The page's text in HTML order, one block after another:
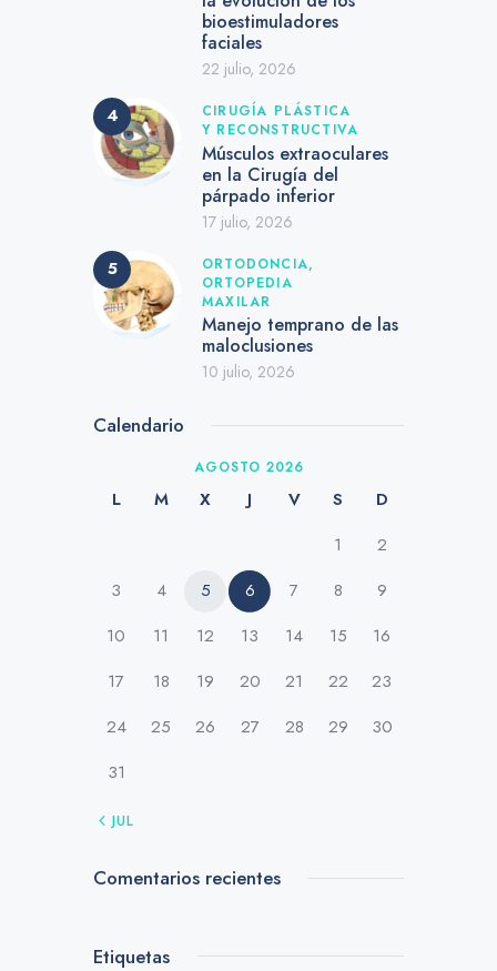
bioestimuladores
faciales
22 julio, 2026
CIRUGÍA PLÁSTICA
Y RECONSTRUCTIVA
Músculos extraoculares
en la Cirugía del
párpado inferior
17 julio, 2026
ORTODONCIA,
ORTOPEDIA
MAXILAR
Manejo temprano de las
maloclusiones
10 julio, 2026
Calendario
AGOSTO 2026
L M X J V S
D
1
2
3
4 5 6 7 8
9
10
11 12 13 14 15
16
17
18 19 20 21 22
23
24
25 26 27 28 29
30
31
« JUL
Comentarios recientes
Etiquetas